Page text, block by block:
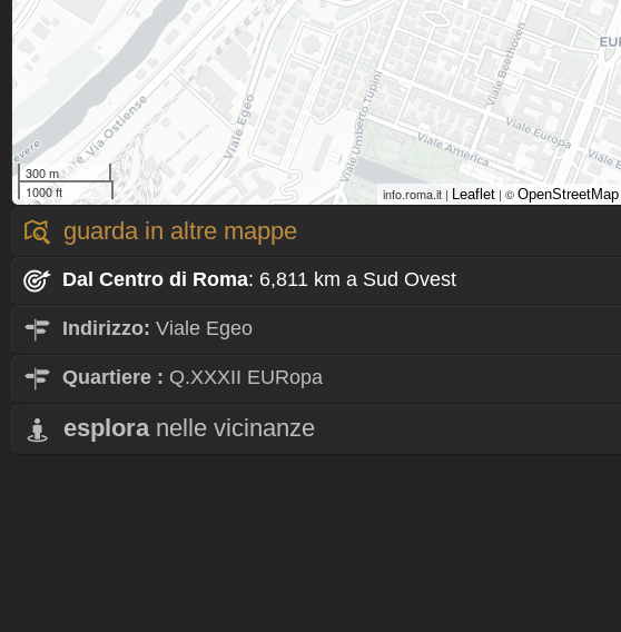
300 m
1000 ft
info.roma.it | Leaflet | © OpenStreetMap
guarda in altre mappe
Dal Centro di Roma: 6,811 km a Sud Ovest
Indirizzo: Viale Egeo
Quartiere : Q.XXXII EURopa
esplora nelle vicinanze